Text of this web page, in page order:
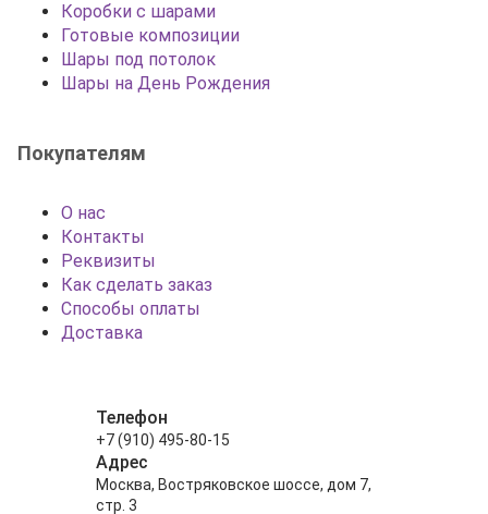
Коробки с шарами
Готовые композиции
Шары под потолок
Шары на День Рождения
Покупателям
О нас
Контакты
Реквизиты
Как сделать заказ
Способы оплаты
Доставка
Телефон
+7 (910) 495-80-15
Адрес
Москва, Востряковское шоссе, дом 7,
стр. 3